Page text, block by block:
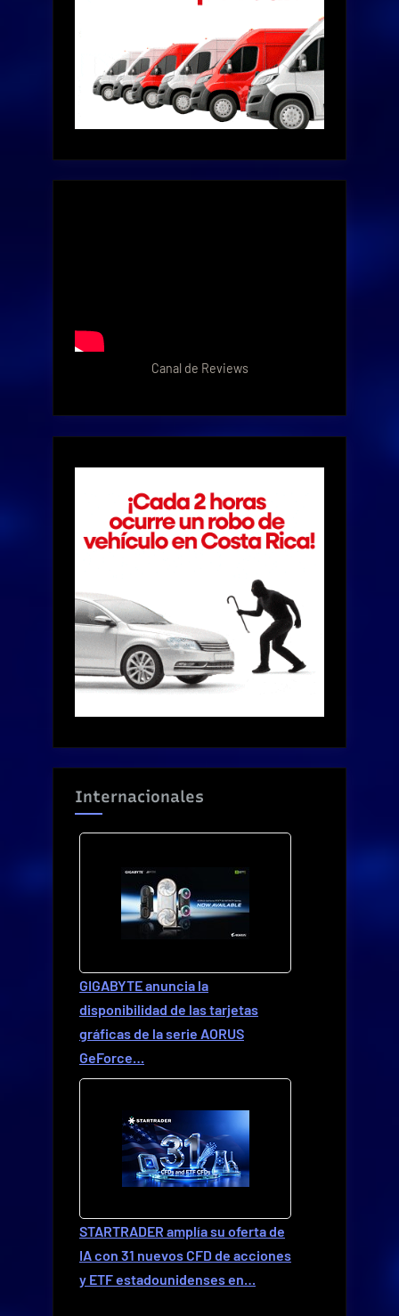
Canal de Reviews
Internacionales
GIGABYTE anuncia la
disponibilidad de las tarjetas
gráficas de la serie AORUS
GeForce…
STARTRADER amplía su oferta de
IA con 31 nuevos CFD de acciones
y ETF estadounidenses en…